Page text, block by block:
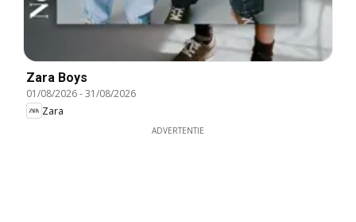
Zara Boys
01/08/2026-31/08/2026
Zara
ADVERTENTIE